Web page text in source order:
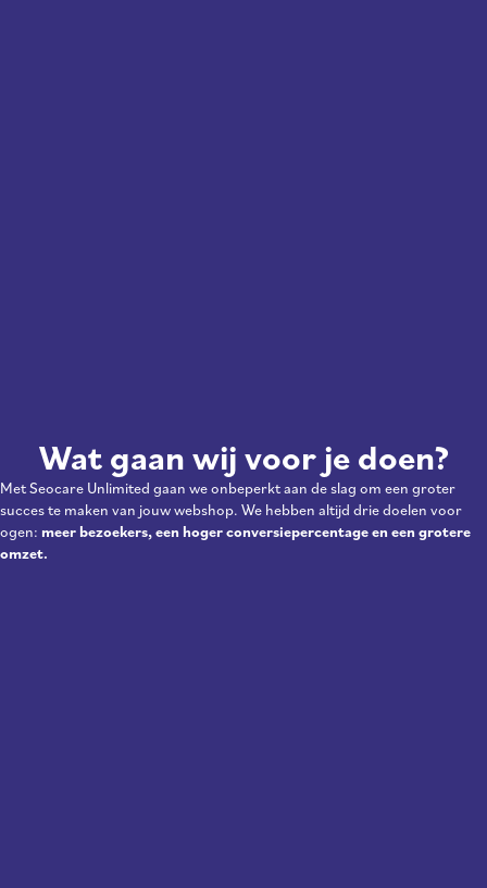
Wat gaan wij voor je doen?
Met Seocare Unlimited gaan we onbeperkt aan de slag om een groter
succes te maken van jouw webshop. We hebben altijd drie doelen voor
ogen: meer bezoekers, een hoger conversiepercentage en een grotere
omzet.